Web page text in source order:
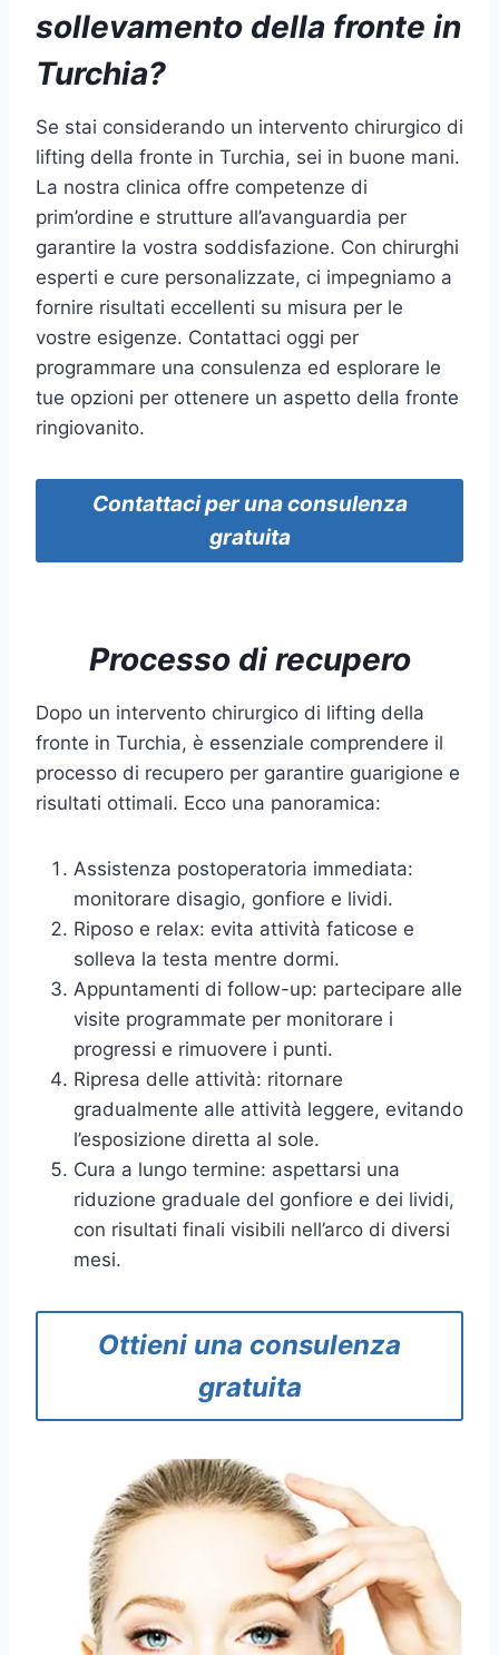
sollevamento della fronte in
Turchia?
Se stai considerando un intervento chirurgico di
lifting della fronte in Turchia, sei in buone mani.
La nostra clinica offre competenze di
prim’ordine e strutture all’avanguardia per
garantire la vostra soddisfazione. Con chirurghi
esperti e cure personalizzate, ci impegniamo a
fornire risultati eccellenti su misura per le
vostre esigenze. Contattaci oggi per
programmare una consulenza ed esplorare le
tue opzioni per ottenere un aspetto della fronte
ringiovanito.
Contattaci per una consulenza
gratuita
Processo di recupero
Dopo un intervento chirurgico di lifting della
fronte in Turchia, è essenziale comprendere il
processo di recupero per garantire guarigione e
risultati ottimali. Ecco una panoramica:
Assistenza postoperatoria immediata:
monitorare disagio, gonfiore e lividi.
Riposo e relax: evita attività faticose e
solleva la testa mentre dormi.
Appuntamenti di follow-up: partecipare alle
visite programmate per monitorare i
progressi e rimuovere i punti.
Ripresa delle attività: ritornare
gradualmente alle attività leggere, evitando
l’esposizione diretta al sole.
Cura a lungo termine: aspettarsi una
riduzione graduale del gonfiore e dei lividi,
con risultati finali visibili nell’arco di diversi
mesi.
Ottieni una consulenza
gratuita